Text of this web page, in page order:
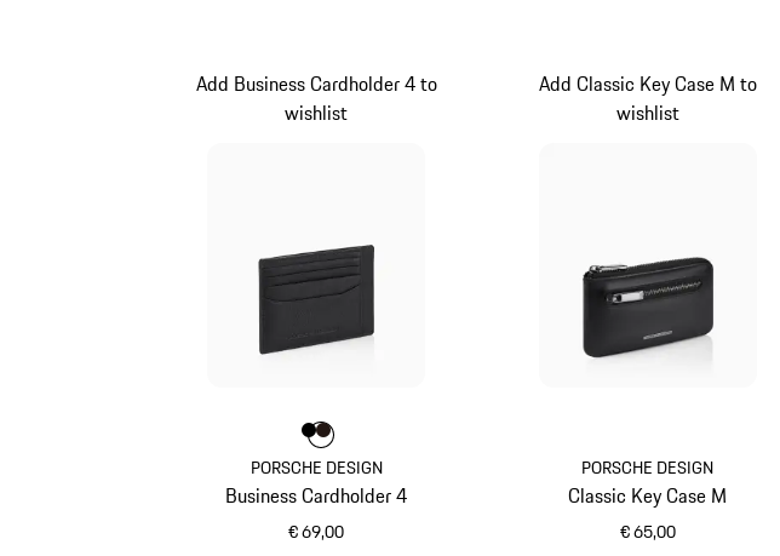
PORSCHE DESIGN
Business Cardholder 4
€ 69,00
Add Business Cardholder 4 to
wishlist
Farbe
FarbeFarbe
PORSCHE DESIGN
Classic Key Case M
€ 65,00
Add Classic Key Case M to
wishlist